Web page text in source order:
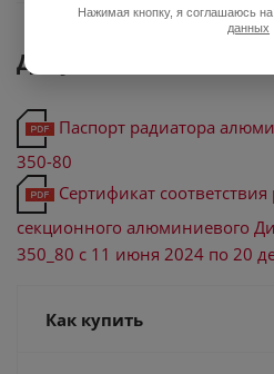
Документы
Паспорт радиатора
350-80
Сертификат соответствия
секционного алюминиевого
350_80 с 11 июня 2024 по 20
Как купить
Нажимая кнопку, я соглашаюсь на
данных